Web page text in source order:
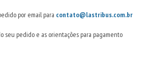
por email para contato@lastribus.com.br
seu pedido e as orientações para pagamento